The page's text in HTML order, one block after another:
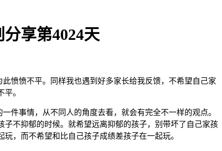
享第4024天
愤愤不平。同样我也遇到好多家长给我反馈，不希望自己家
。
事情，从不同人的角度去看，就会有完全不一样的观点。
不抑郁的时候。就希望远离抑郁的孩子，别带坏了自己家孩
，而不希望和比自己孩子成绩差孩子在一起玩。